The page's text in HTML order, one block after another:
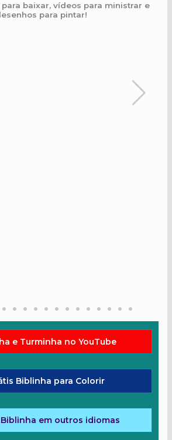
baixar, vídeos para ministrar e
para pintar!
e Turminha no YouTube
Biblinha para Colorir
Biblinha em outros idiomas